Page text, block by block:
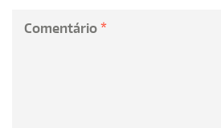
Comentário *